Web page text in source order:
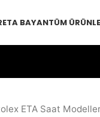
ETA BAYANTÜM
ETA Saat